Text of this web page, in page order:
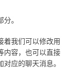
。
着我们可以修改用
内容，也可以直接
应的聊天消息。